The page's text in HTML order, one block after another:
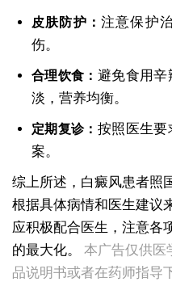
皮肤防护： 注意保护
伤。
合理饮食： 避免食用辛
淡，营养均衡。
定期复诊： 按照医生要
案。
综上所述，白癜风患者照
根据具体病情和医生建议
应积极配合医生，注意各
的最大化。
本广告仅供医
品说明书或者在药师指导
女性白斑康
女性皮肤白
女性白癜风
女性皮肤白